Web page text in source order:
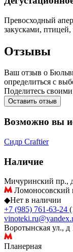
Превосходный
закусками,
Отзывы
Ваш отзыв о
определиться с
Поделитесь
Оставить отзыв
Возможно вы
Сидр Craftier
Наличие
Мичуринский пр.,
Ломоносовский
◆Нет в наличии
+7 (985) 761-63-24
Воротынская ул., д
Планерная